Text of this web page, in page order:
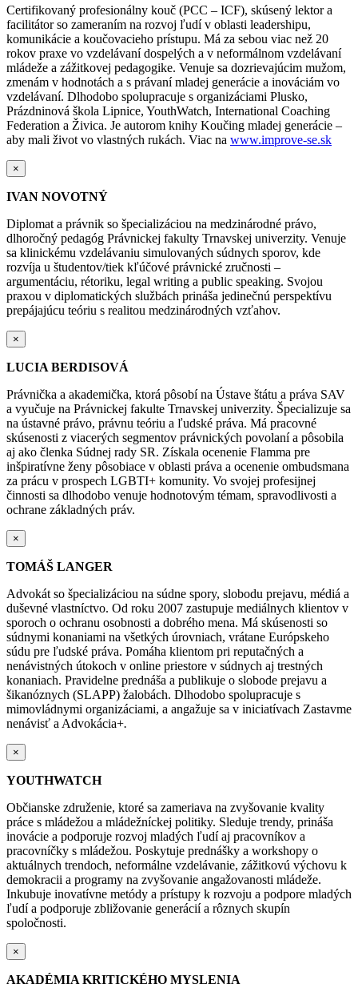
Certifikovaný profesionálny kouč (PCC – ICF), skúsený lektor a
facilitátor so zameraním na rozvoj ľudí v oblasti leadershipu,
komunikácie a koučovacieho prístupu. Má za sebou viac než 20
rokov praxe vo vzdelávaní dospelých a v neformálnom vzdelávaní
mládeže a zážitkovej pedagogike. Venuje sa dozrievajúcim mužom,
zmenám v hodnotách a s právaní mladej generácie a inováciám vo
vzdelávaní. Dlhodobo spolupracuje s organizáciami Plusko,
Prázdninová škola Lipnice, YouthWatch, International Coaching
Federation a Živica. Je autorom knihy Koučing mladej generácie –
aby mali život vo vlastných rukách. Viac na www.improve-se.sk
×
IVAN NOVOTNÝ
Diplomat a právnik so špecializáciou na medzinárodné právo,
dlhoročný pedagóg Právnickej fakulty Trnavskej univerzity. Venuje
sa klinickému vzdelávaniu simulovaných súdnych sporov, kde
rozvíja u študentov/tiek kľúčové právnické zručnosti –
argumentáciu, rétoriku, legal writing a public speaking. Svojou
praxou v diplomatických službách prináša jedinečnú perspektívu
prepájajúcu teóriu s realitou medzinárodných vzťahov.
×
LUCIA BERDISOVÁ
Právnička a akademička, ktorá pôsobí na Ústave štátu a práva SAV
a vyučuje na Právnickej fakulte Trnavskej univerzity. Špecializuje sa
na ústavné právo, právnu teóriu a ľudské práva. Má pracovné
skúsenosti z viacerých segmentov právnických povolaní a pôsobila
aj ako členka Súdnej rady SR. Získala ocenenie Flamma pre
inšpiratívne ženy pôsobiace v oblasti práva a ocenenie ombudsmana
za prácu v prospech LGBTI+ komunity. Vo svojej profesijnej
činnosti sa dlhodobo venuje hodnotovým témam, spravodlivosti a
ochrane základných práv.
×
TOMÁŠ LANGER
Advokát so špecializáciou na súdne spory, slobodu prejavu, médiá a
duševné vlastníctvo. Od roku 2007 zastupuje mediálnych klientov v
sporoch o ochranu osobnosti a dobrého mena. Má skúsenosti so
súdnymi konaniami na všetkých úrovniach, vrátane Európskeho
súdu pre ľudské práva. Pomáha klientom pri reputačných a
nenávistných útokoch v online priestore v súdnych aj trestných
konaniach. Pravidelne prednáša a publikuje o slobode prejavu a
šikanóznych (SLAPP) žalobách. Dlhodobo spolupracuje s
mimovládnymi organizáciami, a angažuje sa v iniciatívach Zastavme
nenávisť a Advokácia+.
×
YOUTHWATCH
Občianske združenie, ktoré sa zameriava na zvyšovanie kvality
práce s mládežou a mládežníckej politiky. Sleduje trendy, prináša
inovácie a podporuje rozvoj mladých ľudí aj pracovníkov a
pracovníčky s mládežou. Poskytuje prednášky a workshopy o
aktuálnych trendoch, neformálne vzdelávanie, zážitkovú výchovu k
demokracii a programy na zvyšovanie angažovanosti mládeže.
Inkubuje inovatívne metódy a prístupy k rozvoju a podpore mladých
ľudí a podporuje zbližovanie generácií a rôznych skupín
spoločnosti.
×
AKADÉMIA KRITICKÉHO MYSLENIA